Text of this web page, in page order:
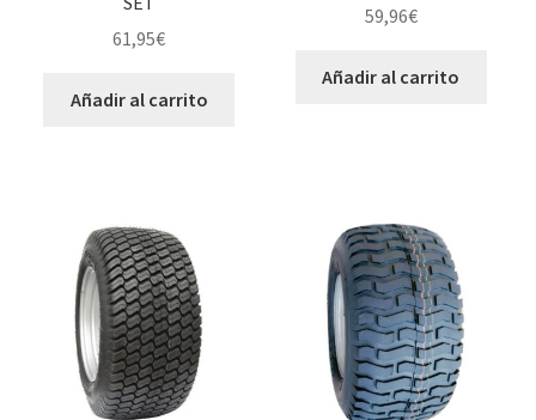
61,95€
Añadir al carrito
59,96€
Añadir al carrito